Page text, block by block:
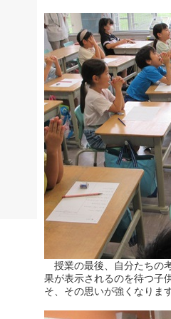
授業の最後、自分たちの
果が表示されるのを待つ子
そ、その思いが強くなりま